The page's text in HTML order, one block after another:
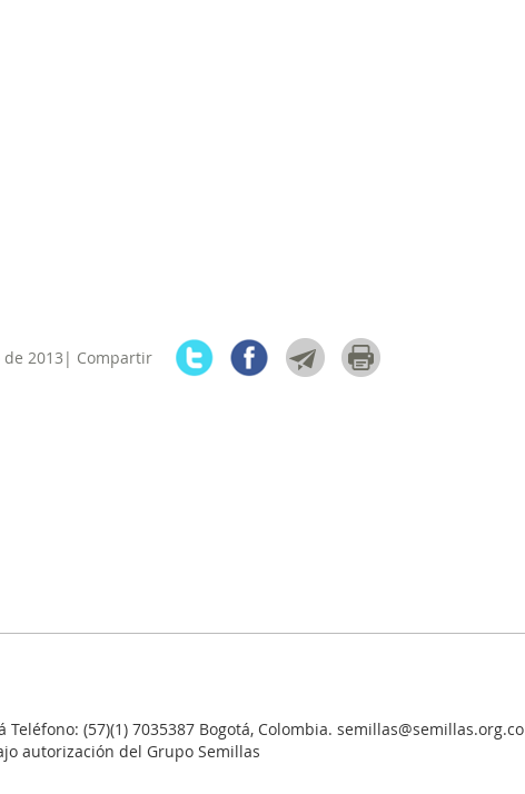
de 2013| Compartir
Teléfono: (57)(1) 7035387 Bogotá, Colombia. semillas@semillas.org.co
autorización del Grupo Semillas